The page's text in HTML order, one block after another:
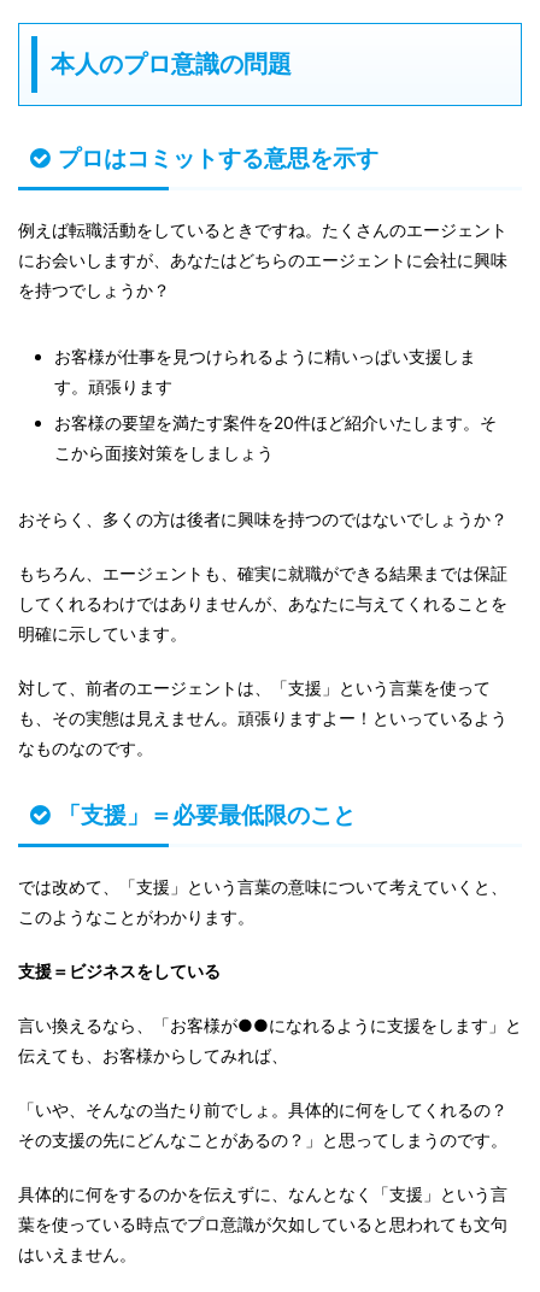
本人のプロ意識の問題
プロはコミットする意思を示す
例えば転職活動をしているときですね。たくさんのエージェント
にお会いしますが、あなたはどちらのエージェントに会社に興味
を持つでしょうか？
お客様が仕事を見つけられるように精いっぱい支援しま
す。頑張ります
お客様の要望を満たす案件を20件ほど紹介いたします。そ
こから面接対策をしましょう
おそらく、多くの方は後者に興味を持つのではないでしょうか？
もちろん、エージェントも、確実に就職ができる結果までは保証
してくれるわけではありませんが、あなたに与えてくれることを
明確に示しています。
対して、前者のエージェントは、「支援」という言葉を使って
も、その実態は見えません。頑張りますよー！といっているよう
なものなのです。
「支援」＝必要最低限のこと
では改めて、「支援」という言葉の意味について考えていくと、
このようなことがわかります。
支援＝ビジネスをしている
言い換えるなら、「お客様が●●になれるように支援をします」と
伝えても、お客様からしてみれば、
「いや、そんなの当たり前でしょ。具体的に何をしてくれるの？
その支援の先にどんなことがあるの？」と思ってしまうのです。
具体的に何をするのかを伝えずに、なんとなく「支援」という言
葉を使っている時点でプロ意識が欠如していると思われても文句
はいえません。